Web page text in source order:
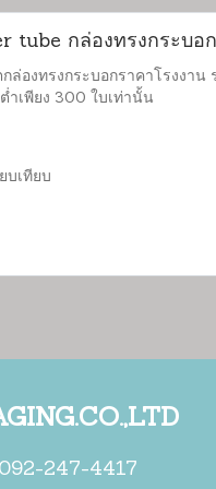
tube กล่องทรงกระบอก
ล่องทรงกระบอกราคาโรงงาน
ำเพียง 300 ใบเท่านั้น
บเทียบ
092-247-4417